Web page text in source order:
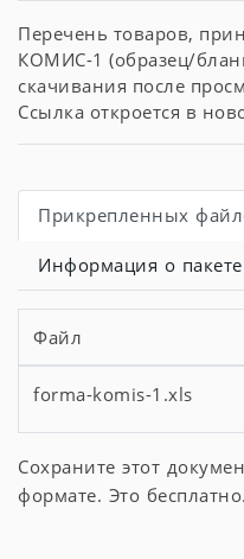
Перечень товаров,
КОМИС-1 (образец/
скачивания после
Ссылка откроется в
Прикрепленных
Информация о пакете
Файл
forma-komis-1.xls
Сохраните этот
формате. Это бесплатно.